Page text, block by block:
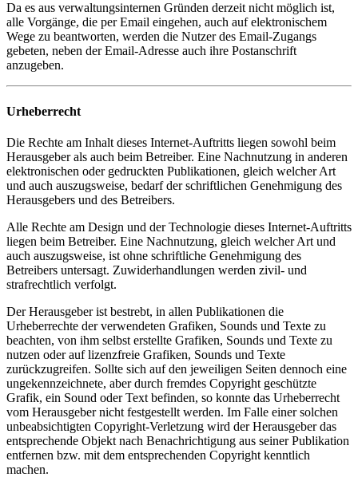
Da es aus verwaltungsinternen Gründen derzeit nicht möglich ist,
alle Vorgänge, die per Email eingehen, auch auf elektronischem
Wege zu beantworten, werden die Nutzer des Email-Zugangs
gebeten, neben der Email-Adresse auch ihre Postanschrift
anzugeben.
Urheberrecht
Die Rechte am Inhalt dieses Internet-Auftritts liegen sowohl beim
Herausgeber als auch beim Betreiber. Eine Nachnutzung in anderen
elektronischen oder gedruckten Publikationen, gleich welcher Art
und auch auszugsweise, bedarf der schriftlichen Genehmigung des
Herausgebers und des Betreibers.
Alle Rechte am Design und der Technologie dieses Internet-Auftritts
liegen beim Betreiber. Eine Nachnutzung, gleich welcher Art und
auch auszugsweise, ist ohne schriftliche Genehmigung des
Betreibers untersagt. Zuwiderhandlungen werden zivil- und
strafrechtlich verfolgt.
Der Herausgeber ist bestrebt, in allen Publikationen die
Urheberrechte der verwendeten Grafiken, Sounds und Texte zu
beachten, von ihm selbst erstellte Grafiken, Sounds und Texte zu
nutzen oder auf lizenzfreie Grafiken, Sounds und Texte
zurückzugreifen. Sollte sich auf den jeweiligen Seiten dennoch eine
ungekennzeichnete, aber durch fremdes Copyright geschützte
Grafik, ein Sound oder Text befinden, so konnte das Urheberrecht
vom Herausgeber nicht festgestellt werden. Im Falle einer solchen
unbeabsichtigten Copyright-Verletzung wird der Herausgeber das
entsprechende Objekt nach Benachrichtigung aus seiner Publikation
entfernen bzw. mit dem entsprechenden Copyright kenntlich
machen.